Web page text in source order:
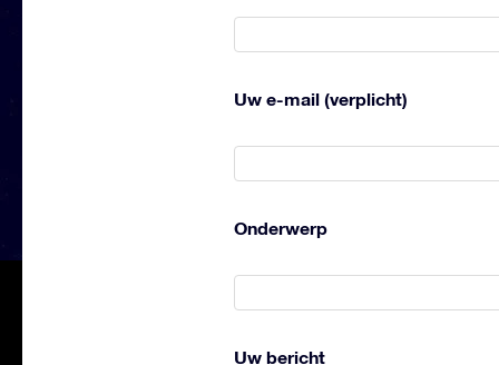
Uw e-mail (verplicht)
Onderwerp
Uw bericht